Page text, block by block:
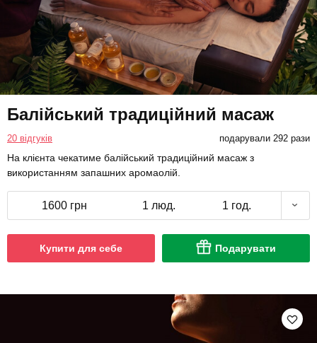
Балійський традиційний масаж
20 відгуків подарували 292 рази
На клієнта чекатиме балійський традиційний масаж з
використанням запашних аромаолій.
1600 грн 1 люд. 1 год.
Купити для себе Подарувати